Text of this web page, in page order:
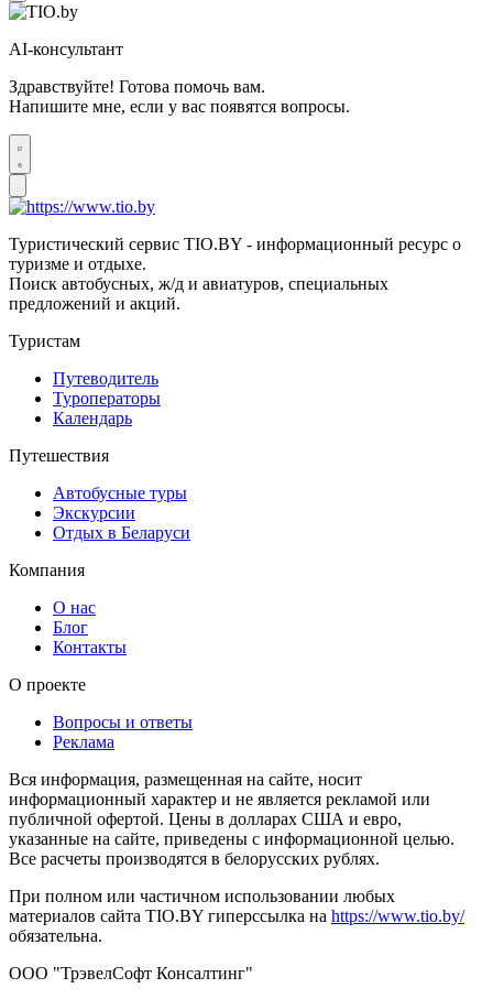
AI-консультант
Здравствуйте! Готова помочь вам.
Напишите мне, если у вас появятся вопросы.
Туристический сервис TIO.BY - информационный ресурс о
туризме и отдыхе.
Поиск автобусных, ж/д и авиатуров, специальных
предложений и акций.
Туристам
Путеводитель
Туроператоры
Календарь
Путешествия
Автобусные туры
Экскурсии
Отдых в Беларуси
Компания
О нас
Блог
Контакты
О проекте
Вопросы и ответы
Реклама
Вся информация, размещенная на сайте, носит
информационный характер и не является рекламой или
публичной офертой. Цены в долларах США и евро,
указанные на сайте, приведены с информационной целью.
Все расчеты производятся в белорусских рублях.
При полном или частичном использовании любых
материалов сайта TIO.BY гиперссылка на https://www.tio.by/
обязательна.
ООО "ТрэвелСофт Консалтинг"